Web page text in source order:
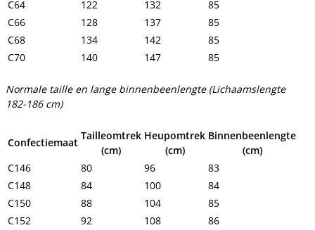
C64
122 132
85
C66
128 137
85
C68
134 142
85
C70
140 147 85
Normale taille en lange binnenbeenlengte (Lichaamslengte
182-186 cm)
Confectiemaat
Tailleomtrek
(cm)
Heupomtrek
(cm)
Binnenbeenlengte
(cm)
C146
80 96
83
C148
84 100
84
C150
88 104
85
C152
92 108
86